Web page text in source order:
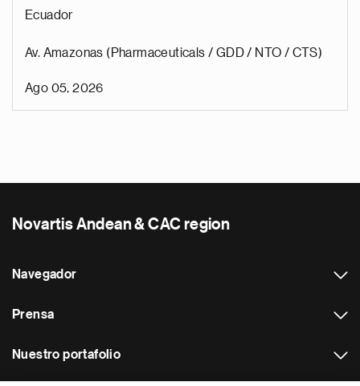
Ecuador
Av. Amazonas (Pharmaceuticals / GDD / NTO / CTS)
Ago 05, 2026
Novartis Andean & CAC region
Navegador
Prensa
Nuestro portafolio